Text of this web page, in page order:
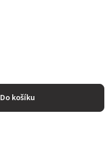
Do košíku